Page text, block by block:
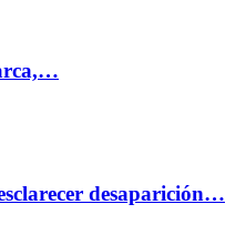
desaparición…